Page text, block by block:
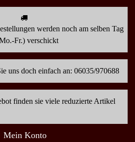
werden noch am selben Tag
Fr.) verschickt
uns doch einfach an: 06035/970688
finden sie viele reduzierte Artikel
Mein Konto